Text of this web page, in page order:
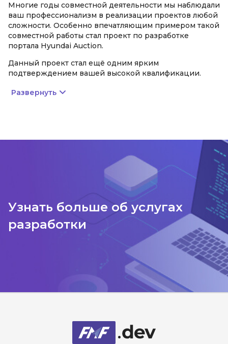
Многие годы совместной деятельности мы наблюдали
ваш профессионализм в реализации проектов любой
сложности. Особенно впечатляющим примером такой
совместной работы стал проект по разработке
портала Hyundai Auction.
Данный проект стал ещё одним ярким
подтверждением вашей высокой квалификации.
Развернуть
Узнать больше об услугах
разработки